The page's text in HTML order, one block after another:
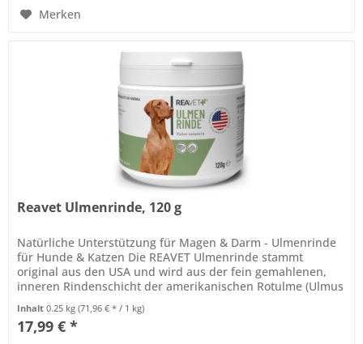
Merken
Reavet Ulmenrinde, 120 g
Natürliche Unterstützung für Magen & Darm - Ulmenrinde
für Hunde & Katzen Die REAVET Ulmenrinde stammt
original aus den USA und wird aus der fein gemahlenen,
inneren Rindenschicht der amerikanischen Rotulme (Ulmus
Inhalt0.25 kg(71,96 € * / 1 kg)
17,99 € *